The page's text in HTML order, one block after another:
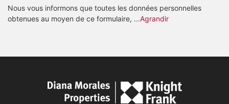
Nous vous informons que toutes les données personnelles
obtenues au moyen de ce formulaire, ...Agrandir